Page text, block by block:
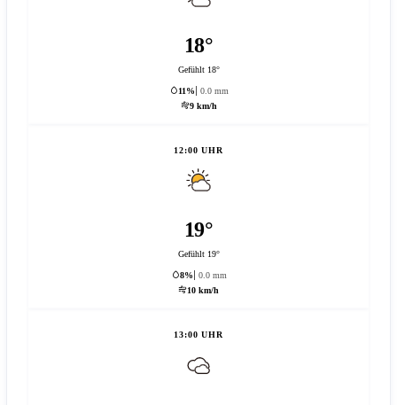
18°
Gefühlt 18°
11%
0.0 mm
9 km/h
12:00 UHR
19°
Gefühlt 19°
8%
0.0 mm
10 km/h
13:00 UHR